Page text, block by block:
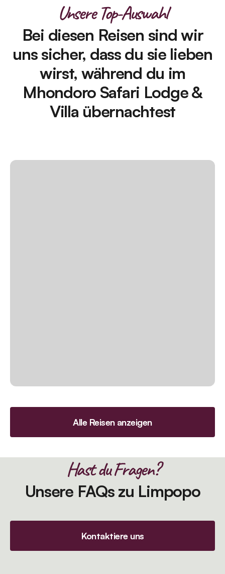
Unsere Top-Auswahl
Bei diesen Reisen sind wir
uns sicher, dass du sie lieben
wirst, während du im
Mhondoro Safari Lodge &
Villa übernachtest
Alle Reisen anzeigen
Hast du Fragen?
Unsere FAQs zu Limpopo
Kontaktiere uns